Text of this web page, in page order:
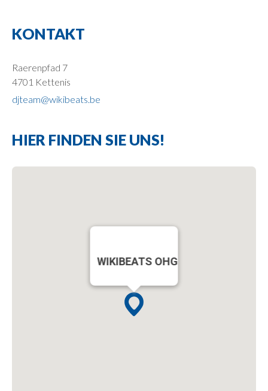
KONTAKT
Raerenpfad 7
4701 Kettenis
djteam@wikibeats.be
HIER FINDEN SIE UNS!
WIKIBEATS OHG